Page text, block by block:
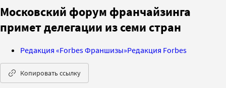
Московский форум франчайзинга
примет делегации из семи стран
Редакция «Forbes Франшизы»Редакция Forbes
Копировать ссылку